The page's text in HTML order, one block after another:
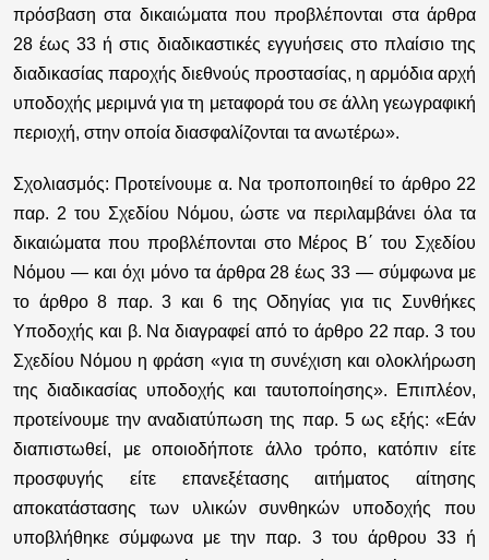
πρόσβαση στα δικαιώματα που προβλέπονται στα άρθρα
28 έως 33 ή στις διαδικαστικές εγγυήσεις στο πλαίσιο της
διαδικασίας παροχής διεθνούς προστασίας, η αρμόδια αρχή
υποδοχής μεριμνά για τη μεταφορά του σε άλλη γεωγραφική
περιοχή, στην οποία διασφαλίζονται τα ανωτέρω».
Σχολιασμός: Προτείνουμε α. Να τροποποιηθεί το άρθρο 22
παρ. 2 του Σχεδίου Νόμου, ώστε να περιλαμβάνειόλα τα
δικαιώματα που προβλέπονται στο Μέρος Β΄ του Σχεδίου
Νόμου — και όχι μόνο τα άρθρα 28 έως 33 — σύμφωνα με
το άρθρο 8 παρ. 3 και 6 της Οδηγίας για τις Συνθήκες
Υποδοχής και β. Να διαγραφεί από το άρθρο 22 παρ. 3 του
Σχεδίου Νόμου η φράση «για τη συνέχιση και ολοκλήρωση
της διαδικασίας υποδοχής και ταυτοποίησης». Επιπλέον,
προτείνουμε την αναδιατύπωση της παρ. 5 ως εξής: «Εάν
διαπιστωθεί, με οποιοδήποτε άλλο τρόπο, κατόπιν είτε
προσφυγής είτε επανεξέτασης αιτήματος αίτησης
αποκατάστασης των υλικών συνθηκών υποδοχής που
υποβλήθηκε σύμφωνα με την παρ. 3 του άρθρου 33 ή